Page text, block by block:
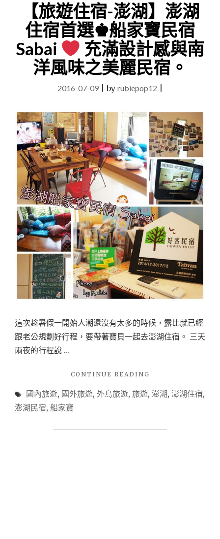
爾】
比
利
時
的
鬆
餅
尿
小
童
X
黃
金
廣
場
極
具
特
色
的
歷
史
建
築
♥♥"
【旅遊住宿-澎湖】澎湖
住宿首選♚船家寶民宿
Sabai
充滿設計感與南
洋風味之美麗民宿。
2016-07-09|by rubiepop12
這次趁暑假一開始人潮還沒有太多的時候，露比就已經
跟老公規劃好行程，要帶著寶貝一起去澎湖住宿。 三天
兩夜的行程說 …
CONTINUE READING
住
國內旅遊, 國外旅遊, 外島旅遊, 旅遊, 澎湖, 澎湖住宿,
澎湖民宿, 船家寶